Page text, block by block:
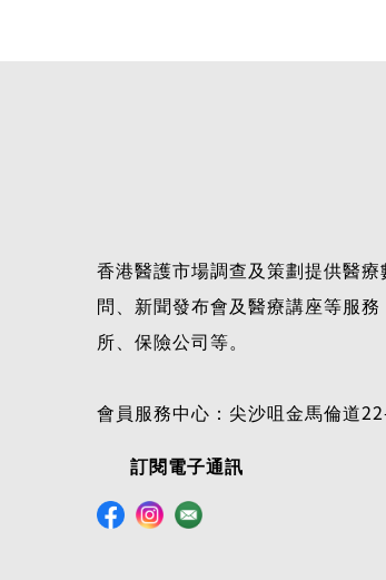
香港醫護市場調查及策劃提供醫
問、新聞發布會及醫療講座等服
所、保險公司等。
會員服務中心：尖沙咀金馬倫道
訂閱電子通訊